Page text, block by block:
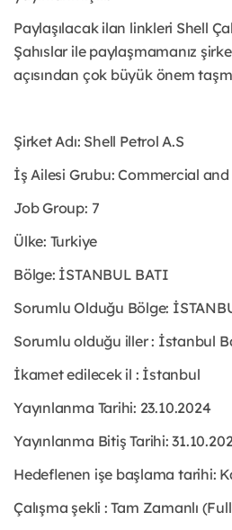
Paylaşılacak ilan linkleri Shell
Şahıslar ile paylaşmamanız
açısından çok büyük önem
Şirket Adı: Shell Petrol A.S
İş Ailesi Grubu: Commercial
Job Group: 7
Ülke: Turkiye
Bölge: İSTANBUL BATI
Sorumlu Olduğu Bölge:
Sorumlu olduğu iller : İstanbul
İkamet edilecek il : İstanbul
Yayınlanma Tarihi: 23.10.2024
Yayınlanma Bitiş Tarihi:
Hedeflenen işe başlama tarihi:
Çalışma şekli : Tam Zamanlı